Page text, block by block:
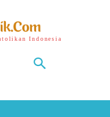
Indonesia